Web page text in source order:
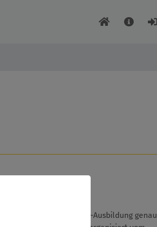
Dann ist unsere Juleica-Ausbildung genau